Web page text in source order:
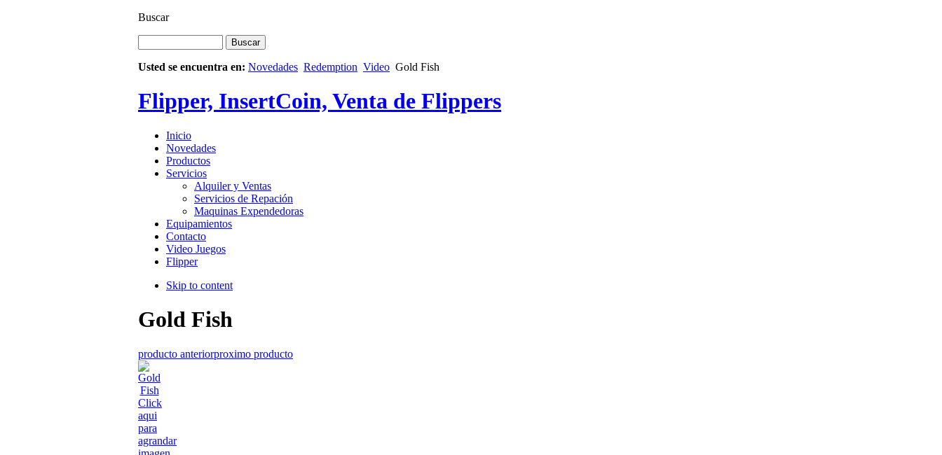
Buscar
Usted se encuentra en: Novedades Redemption Video Gold Fish
Flipper, InsertCoin, Venta de Flippers
Inicio
Novedades
Productos
Servicios
Alquiler y Ventas
Servicios de Repación
Maquinas Expendedoras
Equipamientos
Contacto
Video Juegos
Flipper
Skip to content
Gold Fish
producto anteriorproximo producto
Click
aqui
para
agrandar